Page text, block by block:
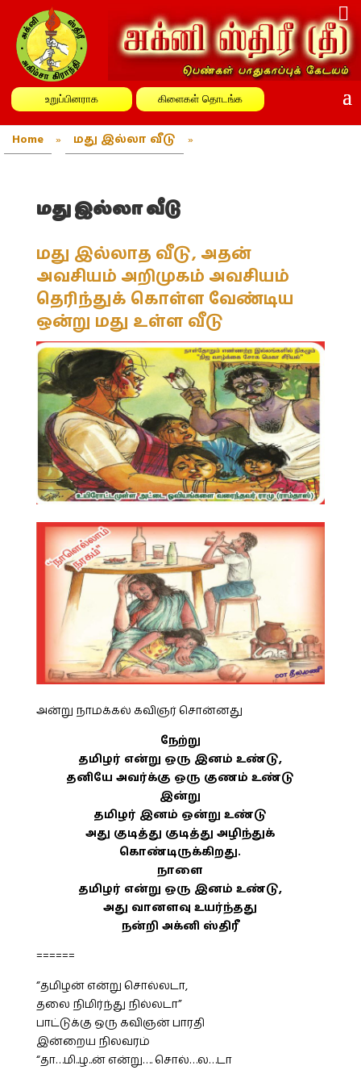
உறுப்பினராக கிளைகள் தொடங்க
Home » மது இல்லா வீடு »
மது இல்லா வீடு
மது இல்லாத வீடு, அதன்
அவசியம் அறிமுகம் அவசியம்
தெரிந்துக் கொள்ள வேண்டிய
ஒன்று மது உள்ள வீடு
அன்று நாமக்கல் கவிஞர் சொன்னது
நேற்று
தமிழர் என்று ஒரு இனம் உண்டு,
தனியே அவர்க்கு ஒரு குணம் உண்டு
இன்று
தமிழர் இனம் ஒன்று உண்டு
அது குடித்து குடித்து அழிந்துக்
கொண்டிருக்கிறது.
நாளை
தமிழர் என்று ஒரு இனம் உண்டு,
அது வானளவு உயர்ந்தது
நன்றி அக்னி ஸ்திரீ
======
“தமிழன் என்று சொல்லடா,
தலை நிமிர்ந்து நில்லடா”
பாட்டுக்கு ஒரு கவிஞன் பாரதி
இன்றைய நிலவரம்
“தா…மி..ழ..ன் என்று…. சொல்…ல…டா